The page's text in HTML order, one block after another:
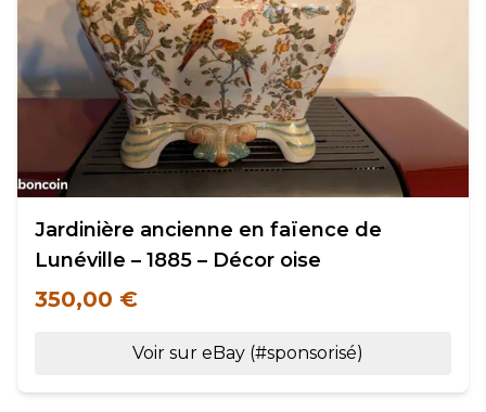
Jardinière ancienne en faïence de
Lunéville – 1885 – Décor oise
350,00 €
Voir sur eBay (#sponsorisé)